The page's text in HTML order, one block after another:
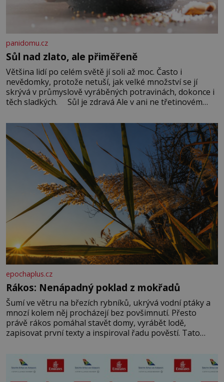
panidomu.cz
Sůl nad zlato, ale přiměřeně
Většina lidí po celém světě jí soli až moc. Často i
nevědomky, protože netuší, jak velké množství se jí
skrývá v průmyslově vyráběných potravinách, dokonce i
těch sladkých. Sůl je zdravá Ale v ani ne třetinovém
základní složky– sodík a chlór – jsou zásadní pro
správné hospodaření
epochaplus.cz
Rákos: Nenápadný poklad z mokřadů
Šumí ve větru na březích rybníků, ukrývá vodní ptáky a
mnozí kolem něj procházejí bez povšimnutí. Přesto
právě rákos pomáhal stavět domy, vyrábět lodě,
zapisovat první texty a inspiroval řadu pověstí. Tato
letního koupání. Stačí se však podívat